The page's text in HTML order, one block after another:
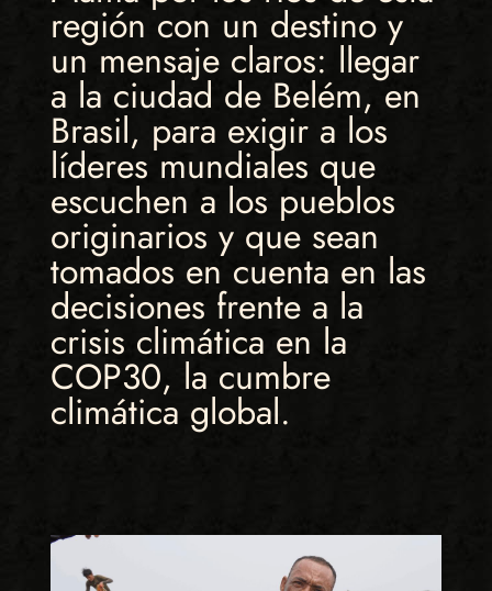
región con un destino y
un mensaje claros: llegar
a la ciudad de Belém, en
Brasil, para exigir a los
líderes mundiales que
escuchen a los pueblos
originarios y que sean
tomados en cuenta en las
decisiones frente a la
crisis climática en la
COP30, la cumbre
climática global.